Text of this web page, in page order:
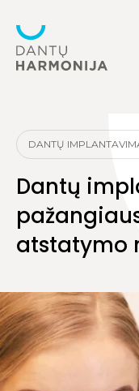
DANTŲ
Dantų
atstatymo